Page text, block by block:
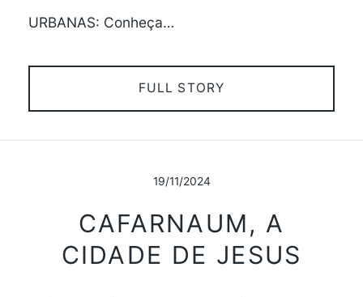
URBANAS: Conheça…
FULL STORY
19/11/2024
CAFARNAUM, A
CIDADE DE JESUS